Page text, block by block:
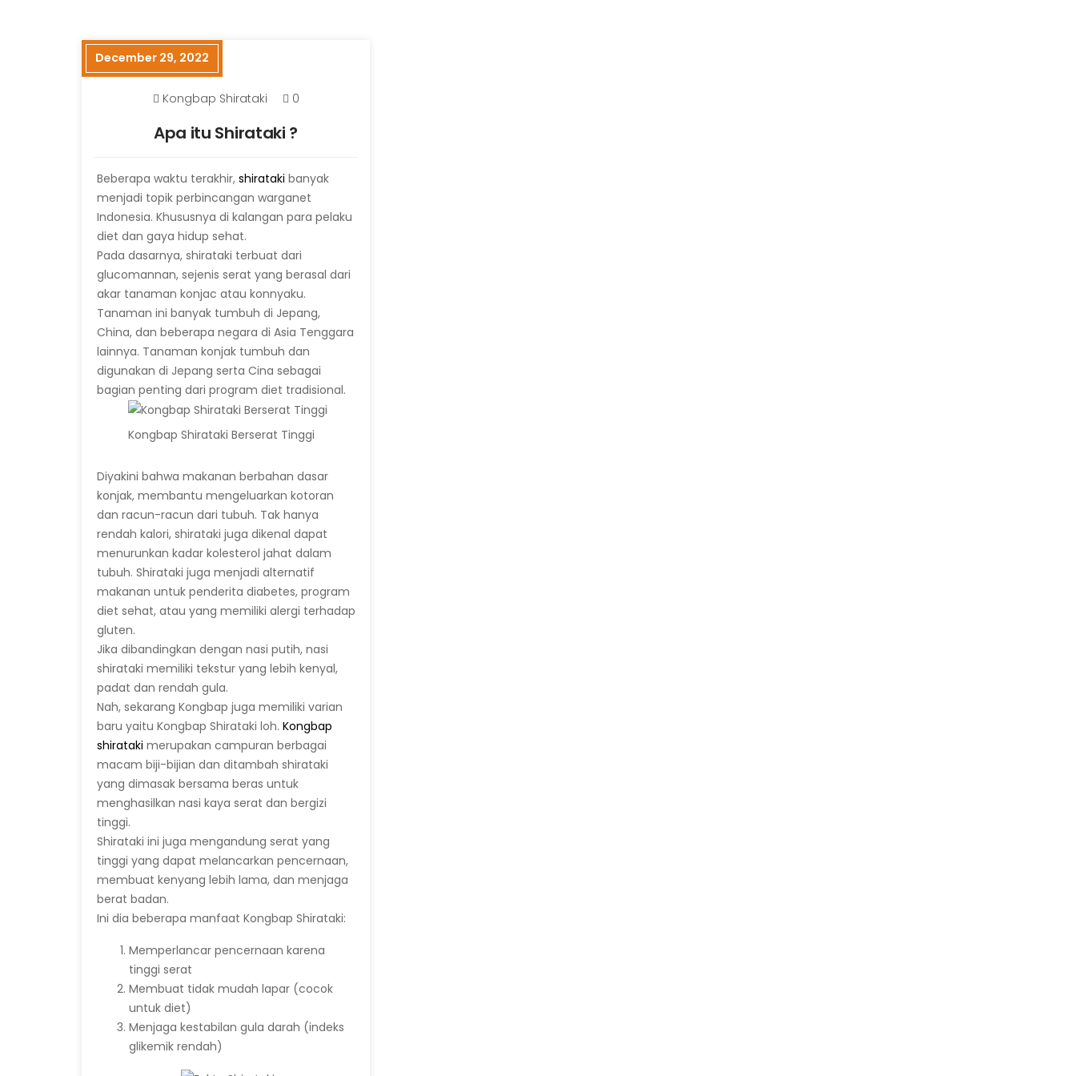
December 29, 2022
Kongbap Shirataki 0
Apa itu Shirataki ?
Beberapa waktu terakhir, shirataki banyak
menjadi topik perbincangan warganet
Indonesia. Khususnya di kalangan para pelaku
diet dan gaya hidup sehat.
Pada dasarnya, shirataki terbuat dari
glucomannan, sejenis serat yang berasal dari
akar tanaman konjac atau konnyaku.
Tanaman ini banyak tumbuh di Jepang,
China, dan beberapa negara di Asia Tenggara
lainnya. Tanaman konjak tumbuh dan
digunakan di Jepang serta Cina sebagai
bagian penting dari program diet tradisional.
Kongbap Shirataki Berserat Tinggi
Diyakini bahwa makanan berbahan dasar
konjak, membantu mengeluarkan kotoran
dan racun-racun dari tubuh. Tak hanya
rendah kalori, shirataki juga dikenal dapat
menurunkan kadar kolesterol jahat dalam
tubuh. Shirataki juga menjadi alternatif
makanan untuk penderita diabetes, program
diet sehat, atau yang memiliki alergi terhadap
gluten.
Jika dibandingkan dengan nasi putih, nasi
shirataki memiliki tekstur yang lebih kenyal,
padat dan rendah gula.
Nah, sekarang Kongbap juga memiliki varian
baru yaitu Kongbap Shirataki loh. Kongbap
shirataki merupakan campuran berbagai
macam biji-bijian dan ditambah shirataki
yang dimasak bersama beras untuk
menghasilkan nasi kaya serat dan bergizi
tinggi.
Shirataki ini juga mengandung serat yang
tinggi yang dapat melancarkan pencernaan,
membuat kenyang lebih lama, dan menjaga
berat badan.
Ini dia beberapa manfaat Kongbap Shirataki:
Memperlancar pencernaan karena
tinggi serat
Membuat tidak mudah lapar (cocok
untuk diet)
Menjaga kestabilan gula darah (indeks
glikemik rendah)